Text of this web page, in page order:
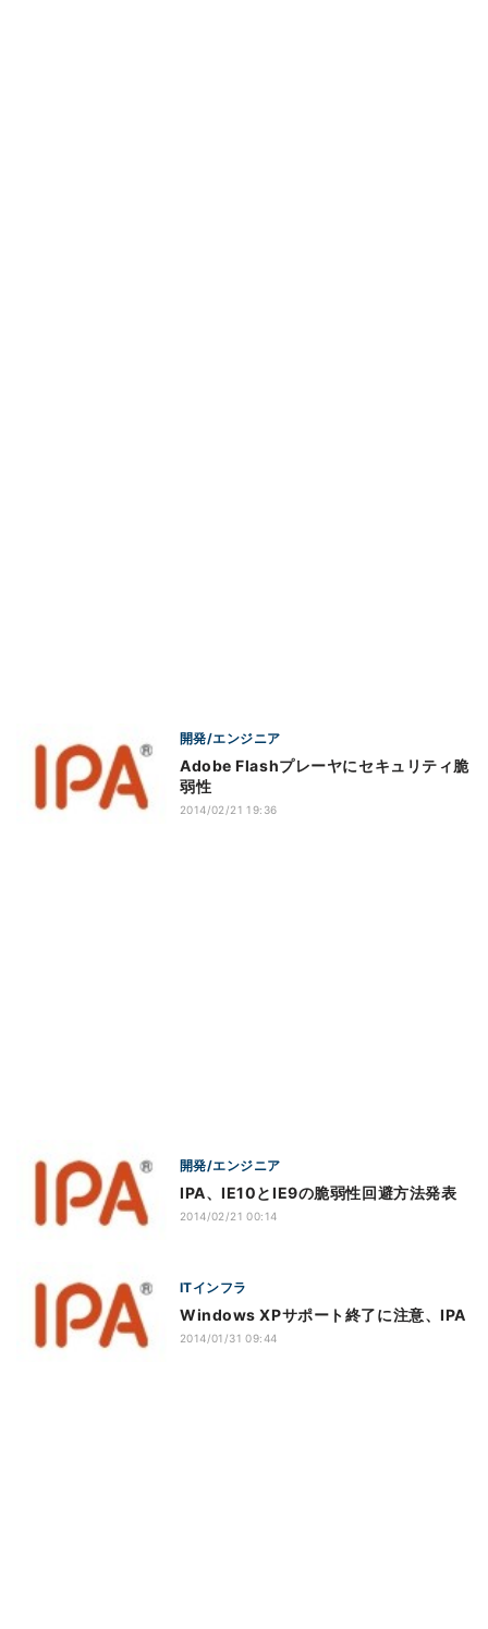
開発/エンジニア
Adobe Flashプレーヤにセキュリティ脆
弱性
2014/02/21 19:36
開発/エンジニア
IPA、IE10とIE9の脆弱性回避方法発表
2014/02/21 00:14
ITインフラ
Windows XPサポート終了に注意、IPA
2014/01/31 09:44